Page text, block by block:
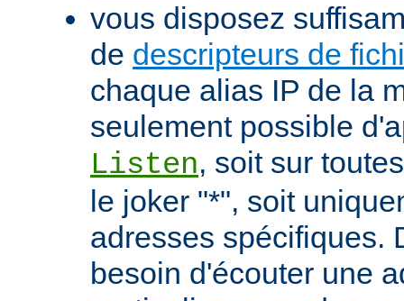
vous disposez
de descripteurs de
chaque alias IP de la
seulement possible
Listen, soit sur
le joker "*", soit
adresses spécifiques.
besoin d'écouter une